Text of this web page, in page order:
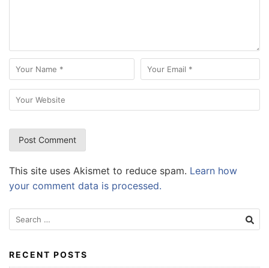
This site uses Akismet to reduce spam. Learn how
your comment data is processed.
Search
for:
RECENT POSTS